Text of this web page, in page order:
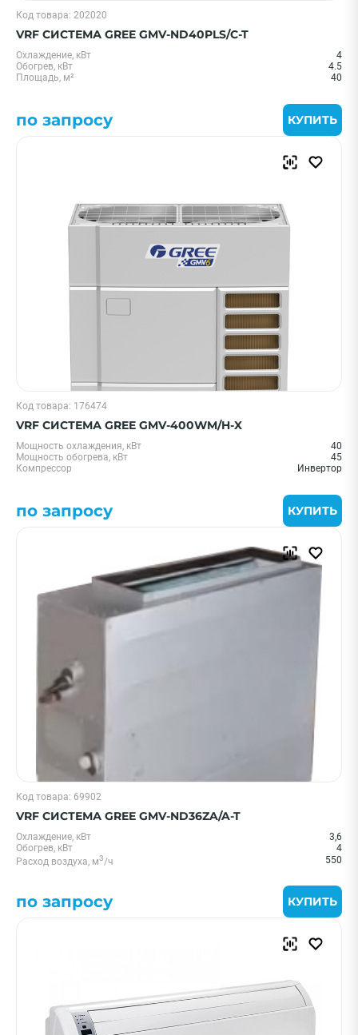
Код товара: 202020
VRF СИСТЕМА GREE GMV-ND40PLS/C-T
Охлаждение, кВт
4
Обогрев, кВт
4.5
Площадь, м²
40
по запросу КУПИТЬ
Код товара: 176474
VRF СИСТЕМА GREE GMV-400WM/H-X
Мощность охлаждения, кВт
40
Мощность обогрева, кВт
45
Компрессор
Инвертор
по запросу КУПИТЬ
Код товара: 69902
VRF СИСТЕМА GREE GMV-ND36ZA/A-T
Охлаждение, кВт
3,6
Обогрев, кВт
4
Расход воздуха, м3/ч 550
по запросу КУПИТЬ